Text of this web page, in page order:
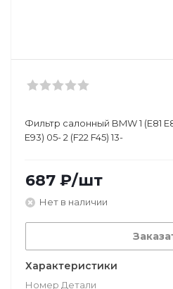
Фильтр салонный BMW 1 (E81
E93) 05- 2 (F22 F45) 13-
687 ₽/шт
Нет в наличии
Характеристики
Номер Детали